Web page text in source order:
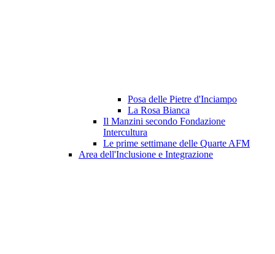
Posa delle Pietre d'Inciampo
La Rosa Bianca
Il Manzini secondo Fondazione
Intercultura
Le prime settimane delle Quarte AFM
Area dell'Inclusione e Integrazione